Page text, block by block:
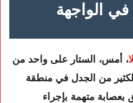
في الواجهة
، أمس، الستار على واحد من
من الجدل في منطقة
بعصابة متهمة بإجراء